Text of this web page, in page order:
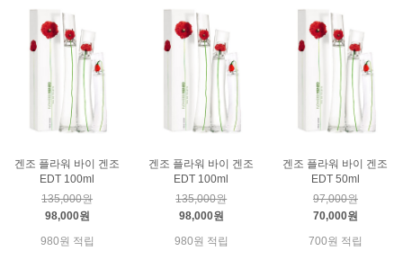
겐조 플라워 바이 겐조
EDT 100ml
135,000원
98,000원
980원 적립
겐조 플라워 바이 겐조
EDT 100ml
135,000원
98,000원
980원 적립
겐조 플라워 바이 겐조
EDT 50ml
97,000원
70,000원
700원 적립